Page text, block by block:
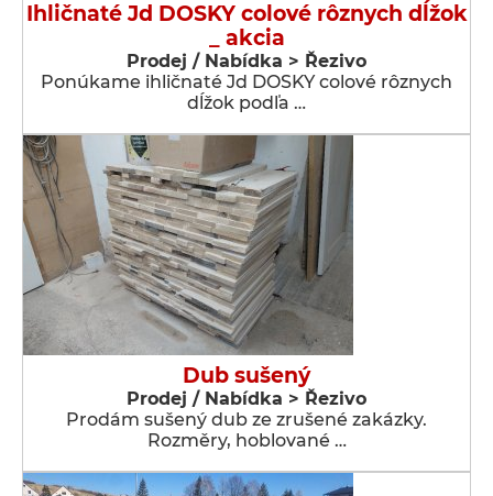
Ihličnaté Jd DOSKY colové rôznych dĺžok
_ akcia
Prodej / Nabídka > Řezivo
Ponúkame ihličnaté Jd DOSKY colové rôznych
dĺžok podľa …
Dub sušený
Prodej / Nabídka > Řezivo
Prodám sušený dub ze zrušené zakázky.
Rozměry, hoblované …